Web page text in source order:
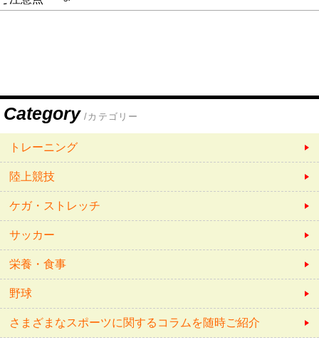
Category /カテゴリー
トレーニング
陸上競技
ケガ・ストレッチ
サッカー
栄養・食事
野球
さまざまなスポーツに関するコラムを随時ご紹介